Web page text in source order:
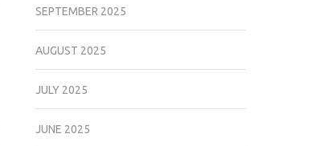
SEPTEMBER 2025
AUGUST 2025
JULY 2025
JUNE 2025